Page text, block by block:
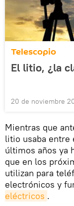
Telescopio
El litio, ¿la
20 de noviembre
Mientras que
litio usaba entre
últimos años ya
que en los
utilizan para
electrónicos y
eléctricos .